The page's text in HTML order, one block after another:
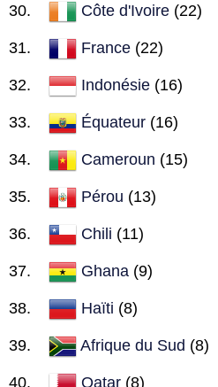
Côte d'Ivoire (22)
France (22)
Indonésie (16)
Équateur (16)
Cameroun (15)
Pérou (13)
Chili (11)
Ghana (9)
Haïti (8)
Afrique du Sud (8)
Qatar (8)